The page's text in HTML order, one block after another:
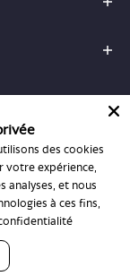
BC.
des cookies
votre expérience,
analyses, et nous
à ces fins,